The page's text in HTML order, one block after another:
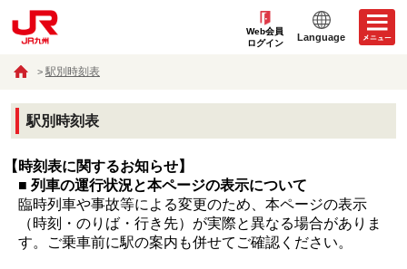
Web会員
ログイン
Language
駅別時刻表
駅別時刻表
【時刻表に関するお知らせ】
■ 列車の運行状況と本ページの表示について
臨時列車や事故等による変更のため、本ページの表示
（時刻・のりば・行き先）が実際と異なる場合がありま
す。ご乗車前に駅の案内も併せてご確認ください。